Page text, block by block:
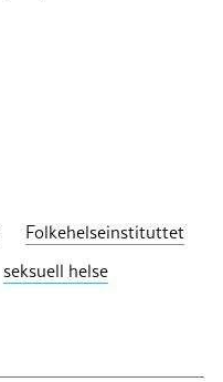
Folkehelseinstituttet
seksuell helse